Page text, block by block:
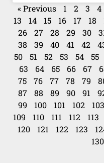
« Previous 1 2 3 4
13
14 15 16 17 18
26
27 28 29 30
38
39 40 41 42
50
51 52 53 54 55
63
64 65 66 67
75
76 77 78 79
87
88 89 90 91
99
100 101 102 103
109
110 111 112 113
120
121 122 123
130